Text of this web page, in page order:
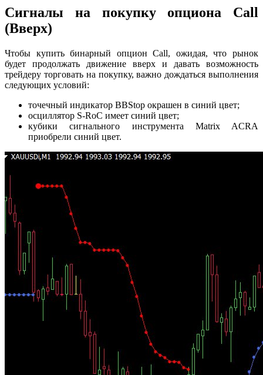
Сигналы на покупку опциона Call
(Вверх)
Чтобы купить бинарный опцион Call, ожидая, что рынок
будет продолжать движение вверх и давать возможность
трейдеру торговать на покупку, важно дождаться выполнения
следующих условий:
точечный индикатор BBStop окрашен в синий цвет;
осциллятор S-RoC имеет синий цвет;
кубики сигнального инструмента Matrix ACRA
приобрели синий цвет.